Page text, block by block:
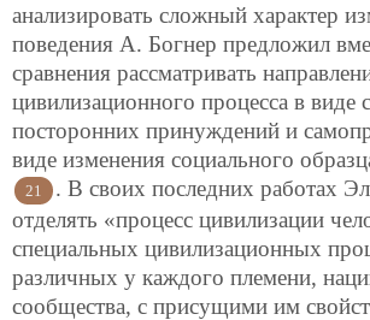
анализировать сложный характер
поведения А. Богнер предложил
сравнения рассматривать
цивилизационного процесса в виде
посторонних принуждений и
виде изменения социального
21
. В своих последних работах
отделять «процесс цивилизации
специальных цивилизационных
различных у каждого племени,
сообщества, с присущими им